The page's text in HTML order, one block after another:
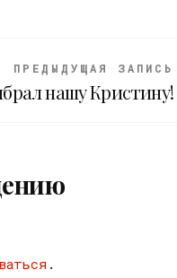
ПРЕДЫДУЩАЯ ЗАПИСЬ
нашу Кристину!
.